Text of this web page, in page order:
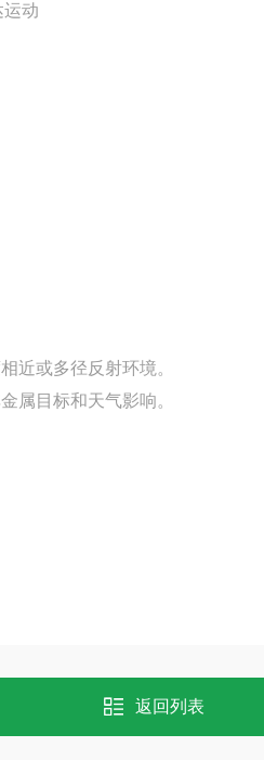
动
近或多径反射环境。
属目标和天气影响。
返回列表